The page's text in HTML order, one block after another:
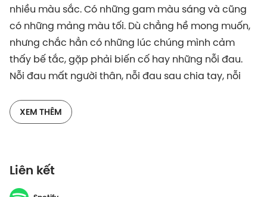
nhiều màu sắc. Có những gam màu sáng và cũng
có những mảng màu tối. Dù chẳng hề mong muốn,
nhưng chắc hẳn có những lúc chúng mình cảm
thấy bế tắc, gặp phải biến cố hay những nỗi đau.
Nỗi đau mất người thân, nỗi đau sau chia tay, nỗi
để đối mặt và vượt qua nỗi đau, gượng mình đứng
dậy?
từng chứng kiến những con người gặp nhiều biến
cố, đối diện với những nỗi đau tưởng chừng như
XEM THÊM
Liên kết